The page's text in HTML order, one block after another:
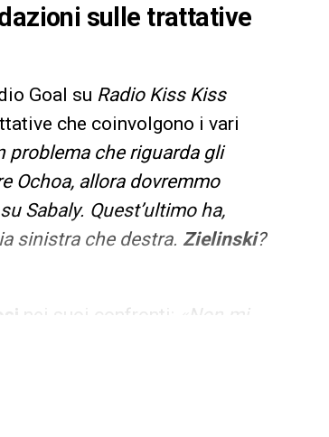
sulle trattative
Goal su Radio Kiss Kiss
che coinvolgono i vari
problema che riguarda gli
Ochoa, allora dovremmo
Sabaly. Quest’ultimo ha,
sinistra che destra. Zielinski?
nei suoi confronti:
«Non mi
da anni e non sono allineate